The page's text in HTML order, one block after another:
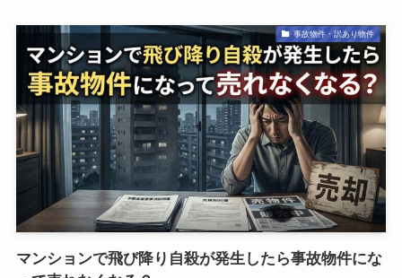
事故物件・訳あり物件
マンションで飛び降り自殺が発生したら事故物件にな